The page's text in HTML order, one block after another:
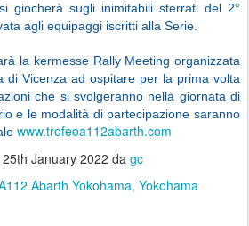
giocherà sugli inimitabili sterrati del 2°
agli equipaggi iscritti alla Serie.
la kermesse Rally Meeting organizzata
di Vicenza ad ospitare per la prima volta
che si svolgeranno nella giornata di
e le modalità di partecipazione saranno
www.trofeoa112abarth.com
25th January 2022 da gc
Abarth Yokohama Yokohama